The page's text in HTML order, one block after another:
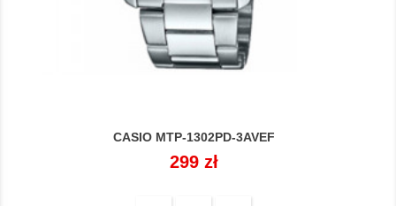
CASIO MTP-1302PD-3AVEF
Cena
299 zł